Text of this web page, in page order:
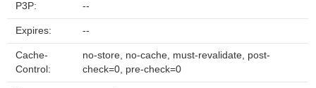
P3P: --
Expires: --
Cache-
Control:
no-store, no-cache, must-revalidate, post-
check=0, pre-check=0